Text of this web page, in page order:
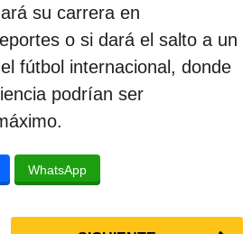
su carrera en
o si dará el salto a un
fútbol internacional, donde
podrían ser
WhatsApp